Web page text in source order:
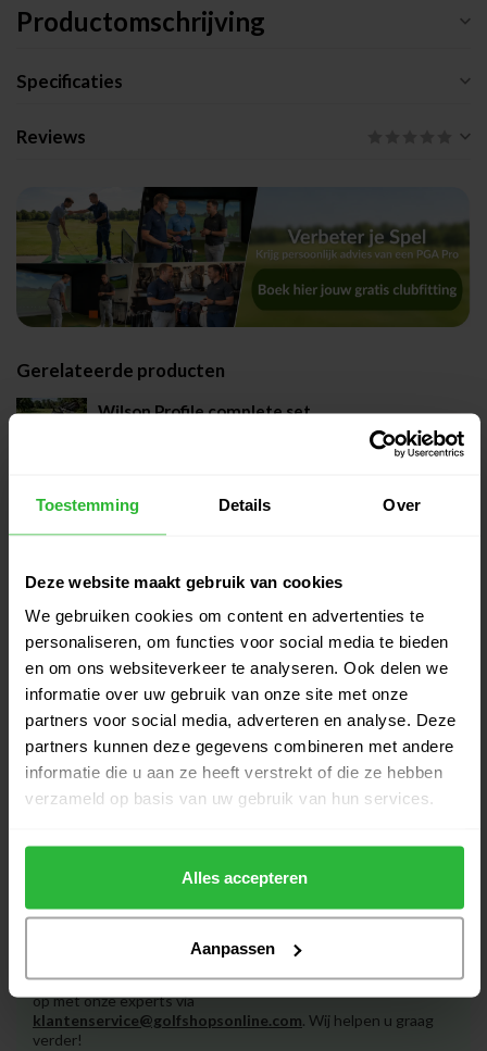
Toestemming Details Over
Deze website maakt gebruik van cookies
We gebruiken cookies om content en advertenties te
personaliseren, om functies voor social media te bieden
en om ons websiteverkeer te analyseren. Ook delen we
informatie over uw gebruik van onze site met onze
partners voor social media, adverteren en analyse. Deze
partners kunnen deze gegevens combineren met andere
informatie die u aan ze heeft verstrekt of die ze hebben
verzameld op basis van uw gebruik van hun services.
Alles accepteren
Aanpassen
Productomschrijving
Specificaties
Reviews
Gerelateerde producten
Wilson Profile complete set
€549,00
Wilson Profile halve set dames
graphite RH
Wilson Profile halve set heren
staal RH
Op voorraad
€339,00
Wilson Profile halve set heren
graphite LH
Op voorraad
€399,00
€369,00
Of heeft u hulp nodig bij het bestellen? Neem gerust contact
op met onze experts via
klantenservice@golfshopsonline.com. Wij helpen u graag
verder!